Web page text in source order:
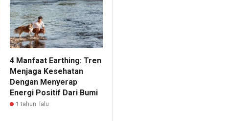
4 Manfaat Earthing: Tren
Menjaga Kesehatan
Dengan Menyerap
Energi Positif Dari Bumi
1 tahun lalu